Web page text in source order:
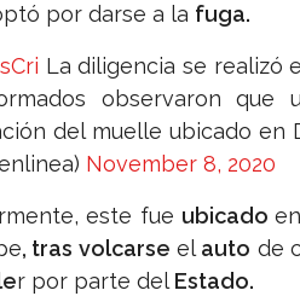
por darse a la fuga.
La diligencia se realizó
observaron que
del muelle ubicado en
November 8, 2020
este fue ubicado
, tras volcarse elauto de
r por parte delEstado.